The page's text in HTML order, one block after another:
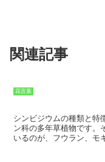
関連記事
花言葉
シンビジウムの種類と特
ン科の多年草植物です。
いるのが、フウラン、モ